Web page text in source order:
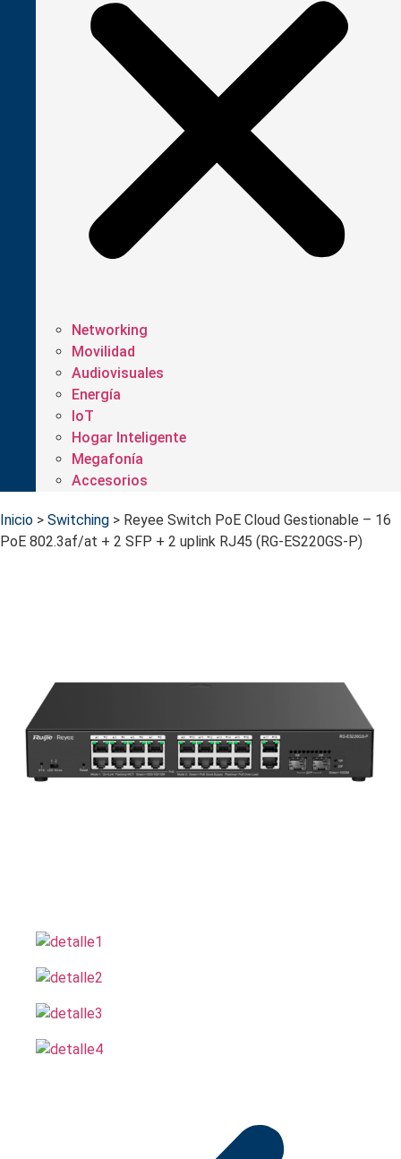
Networking
Movilidad
Audiovisuales
Energía
IoT
Hogar Inteligente
Megafonía
Accesorios
Inicio > Switching > Reyee Switch PoE Cloud Gestionable – 16
PoE 802.3af/at + 2 SFP + 2 uplink RJ45 (RG-ES220GS-P)